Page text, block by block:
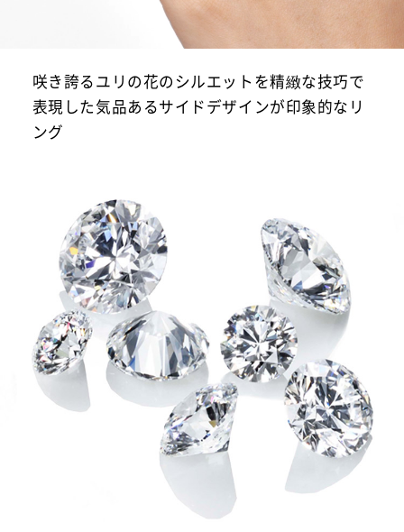
咲き誇るユリの花のシルエットを精緻な技巧で
表現した気品あるサイドデザインが印象的なリ
ング